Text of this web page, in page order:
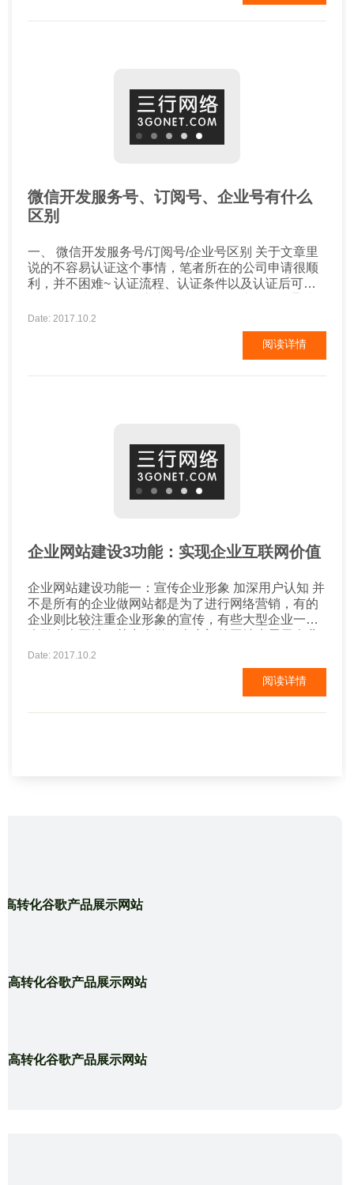
有一套专业的网络营销方案。下面三行网络与大家分
享，冷门行业做营销网站的重要性。 很多企业在对
微信开发服务号、订阅号、企业号有什么
区别
一、 微信开发服务号/订阅号/企业号区别 关于文章里
说的不容易认证这个事情，笔者所在的公司申请很顺
利，并不困难~ 认证流程、认证条件以及认证后可实
站、微博、社区等途径，推广自己的微信公众号的二
维码，获取更多订阅用户，扩大影响力。 2、通过提
高自己公众微信品牌度来绑定更多忠实用户 3、通过
Date: 2017.10.2
阅读详情
企业网站建设3功能：实现企业互联网价值
企业网站建设功能一：宣传企业形象 加深用户认知 并
不是所有的企业做网站都是为了进行网络营销，有的
企业则比较注重企业形象的宣传，有些大型企业一般
形象，一些中小企业不管是线下还是线上其知名度都
不是很高，所以其会首先选择提高企业形象，等企业
不管是在网络中还是在线下都有了一定的知名度，才
类企业十分陌生，甚至没有听...
Date: 2017.10.2
阅读详情
转化谷歌产品展示网站
高转化谷歌产品展示网站
高转化谷歌产品展示网站